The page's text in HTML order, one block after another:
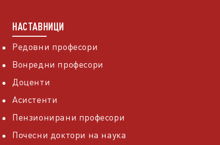
НАСТАВНИЦИ
Редовни професори
Вонредни професори
Доценти
Асистенти
Пензионирани професори
Почесни доктори на наука